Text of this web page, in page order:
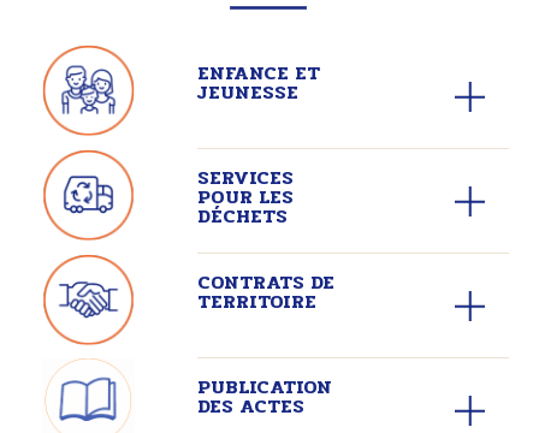
ENFANCE ET
JEUNESSE
SERVICES
POUR LES
DÉCHETS
CONTRATS DE
TERRITOIRE
PUBLICATION
DES ACTES